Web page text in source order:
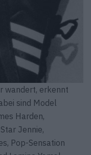
wandert, erkennt
sind Model
Harden,
Jennie,
Pop-Sensation